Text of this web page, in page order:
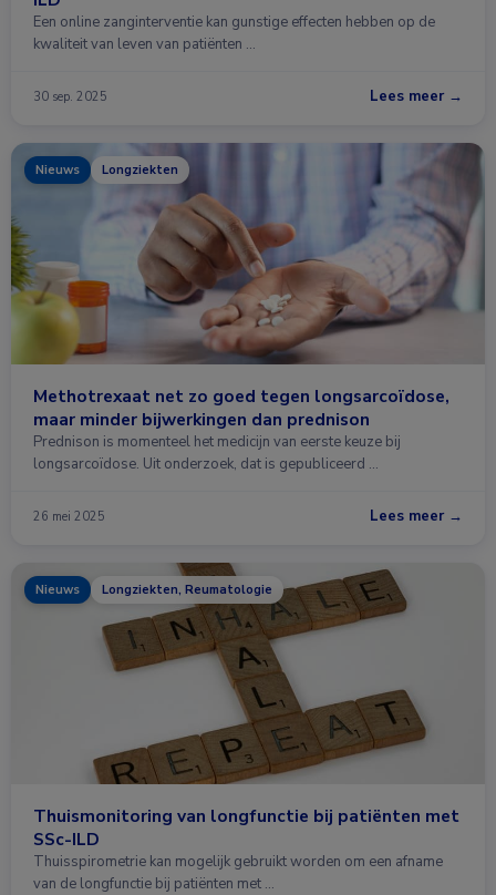
Een online zanginterventie kan gunstige effecten hebben op de
kwaliteit van leven van patiënten …
30 sep. 2025 Lees meer →
Nieuws Longziekten
Methotrexaat net zo goed tegen longsarcoïdose,
maar minder bijwerkingen dan prednison
Prednison is momenteel het medicijn van eerste keuze bij
longsarcoïdose. Uit onderzoek, dat is gepubliceerd …
26 mei 2025 Lees meer →
Nieuws Longziekten, Reumatologie
Thuismonitoring van longfunctie bij patiënten met
SSc-ILD
Thuisspirometrie kan mogelijk gebruikt worden om een ​​afname
van de longfunctie bij patiënten met …